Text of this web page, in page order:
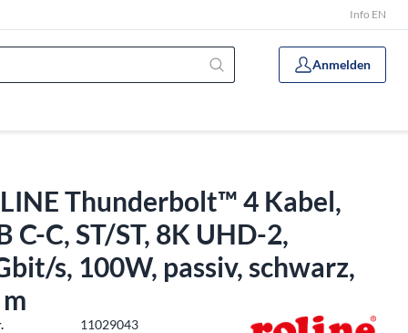
Info EN
Anmelden
Thunderbolt™ 4 Kabel,
C-C, ST/ST, 8K UHD-2,
s, 100W, passiv, schwarz,
11029043